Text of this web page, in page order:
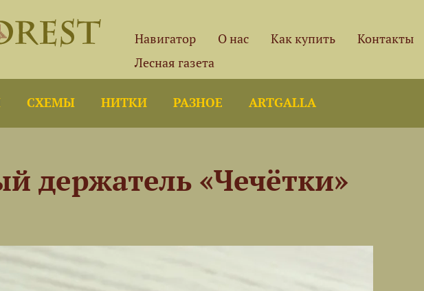
Навигатор О нас Как купить Контакты
Лесная газета
СХЕМЫ НИТКИ РАЗНОЕ ARTGALLA
держатель «Чечётки»